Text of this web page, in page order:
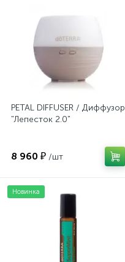
PETAL DIFFUSER / Диффузор
"Лепесток 2.0"
8 960 ₽ /шт
Новинка